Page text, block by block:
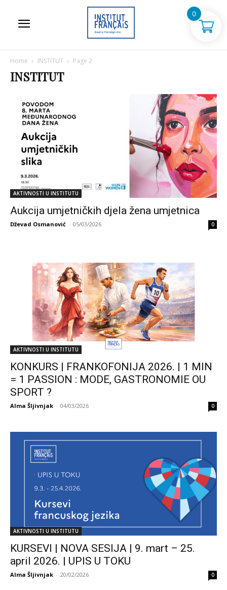
Home INSTITUT Page 2
INSTITUT
AKTIVNOSTI U INSTITUTU
Aukcija umjetničkih djela žena umjetnica
Dževad Osmanović - 05/03/2026 0
AKTIVNOSTI U INSTITUTU
KONKURS | FRANKOFONIJA 2026. | 1 MIN
= 1 PASSION : MODE, GASTRONOMIE OU
SPORT ?
Alma Šljivnjak - 04/03/2026 0
AKTIVNOSTI U INSTITUTU
KURSEVI | NOVA SESIJA | 9. mart – 25.
april 2026. | UPIS U TOKU
Alma Šljivnjak - 20/02/2026 0
0